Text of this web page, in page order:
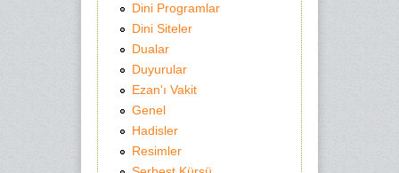
Dini Programlar
Dini Siteler
Dualar
Duyurular
Ezan'ı Vakit
Genel
Hadisler
Resimler